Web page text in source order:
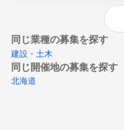
同じ業種の募集を探す
建設・土木
同じ開催地の募集を探す
北海道